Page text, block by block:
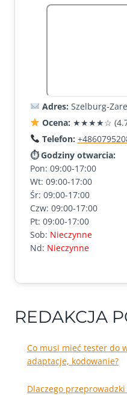
Adres: Szelburg-
Ocena: ★★★★☆
Telefon:
⏱ Godziny otwarcia:
Pon: 09:00-17:00
Wt: 09:00-17:00
Śr: 09:00-17:00
Czw: 09:00-17:00
Pt: 09:00-17:00
Sob: Nieczynne
Nd: Nieczynne
REDAKCJA
Co musi mieć tester do
adaptacje, kodowanie?
Dlaczego